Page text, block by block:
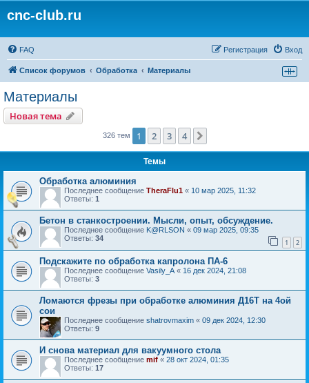
cnc-club.ru
FAQ Вход
Регистрация
Список форумов Обработка Материалы
Материалы
Новая тема
326 тем 1 2 3 4
Темы
Обработка алюминия
Последнее сообщение TheraFlu1 « 10 мар 2025, 11:32
Ответы: 1
Бетон в станкостроении. Мысли, опыт, обсуждение.
Последнее сообщение K@RLSON « 09 мар 2025, 09:35
Ответы: 34 1 2
Подскажите по обработка капролона ПА-6
Последнее сообщение Vasily_A « 16 дек 2024, 21:08
Ответы: 3
Ломаются фрезы при обработке алюминия Д16Т на 4ой
сои
Последнее сообщение shatrovmaxim « 09 дек 2024, 12:30
Ответы: 9
И снова материал для вакуумного стола
Последнее сообщение mif « 28 окт 2024, 01:35
Ответы: 17